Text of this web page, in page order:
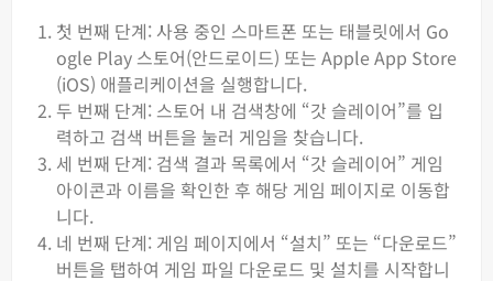
첫 번째 단계: 사용 중인 스마트폰 또는 태블릿에서 Go
ogle Play 스토어(안드로이드) 또는 Apple App Store
(iOS) 애플리케이션을 실행합니다.
두 번째 단계: 스토어 내 검색창에 “갓 슬레이어”를 입
력하고 검색 버튼을 눌러 게임을 찾습니다.
세 번째 단계: 검색 결과 목록에서 “갓 슬레이어” 게임
아이콘과 이름을 확인한 후 해당 게임 페이지로 이동합
니다.
네 번째 단계: 게임 페이지에서 “설치” 또는 “다운로드”
버튼을 탭하여 게임 파일 다운로드 및 설치를 시작합니